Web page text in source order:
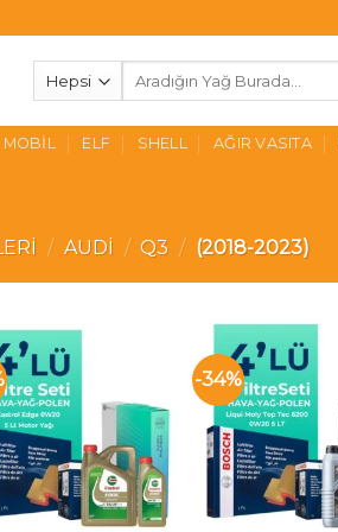
MOBIL ELF SHELL AĞIR VASITA
/ AUDI / Q3 / (2018-2023)
-34%